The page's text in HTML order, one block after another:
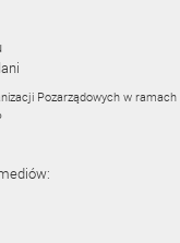
Pozarządowych w ramach